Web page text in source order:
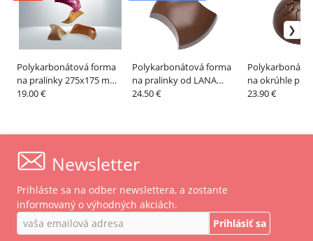
Polykarbonátová forma
na pralinky 275x175 mm,
piesočné duny –
19.00 €
Polykarbonátová forma
na pralinky od LANA
ORLOVA BAUER –
24.50 €
na okrúhle
FANTASY,
23.90 €
Newsletter
Prihláste sa na odber newslettera, a zostante
informovaný o výhodných akciách.
Prihlásiť sa